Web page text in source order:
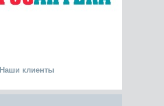
Наши клиенты